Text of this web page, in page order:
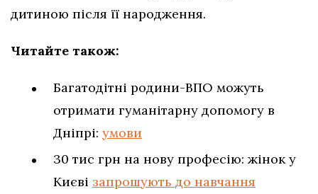
дитиною після її народження.
Читайте також:
Багатодітні родини-ВПО можуть
отримати гуманітарну допомогу в
Дніпрі: умови
30 тис грн на нову професію: жінок у
Києві запрошують до навчання